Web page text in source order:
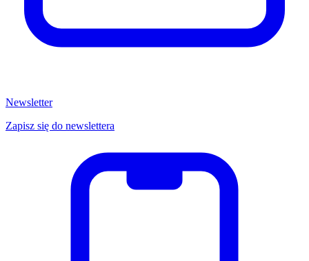
Newsletter
Zapisz się do newslettera